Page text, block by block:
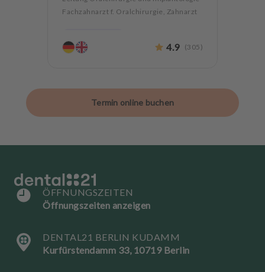
Fachzahnarzt f. Oralchirurgie, Zahnarzt
Ästhetische Zahnheilkunde
Alterszahnheilkunde
Zahnerhaltung
Angstpatienten
4.9 (305 )
Termin online buchen
ÖFFNUNGSZEITEN
Öffnungszeiten anzeigen
DENTAL21 BERLIN KUDAMM
Kurfürstendamm 33, 10719 Berlin